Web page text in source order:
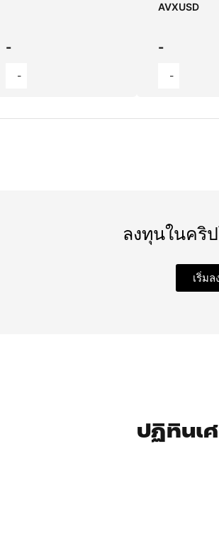
-
-
AVXUSD
-
-
ลงทุนในคริ
เริ่ม
ปฏิทินเ